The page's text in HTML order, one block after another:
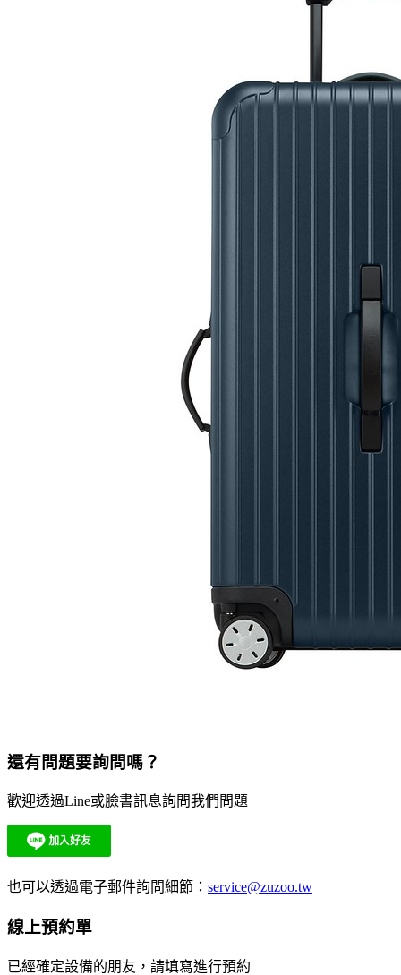
還有問題要詢問嗎？
歡迎透過Line或臉書訊息詢問我們問題
也可以透過電子郵件詢問細節： service@zuzoo.tw
線上預約單
已經確定設備的朋友，請填寫進行預約